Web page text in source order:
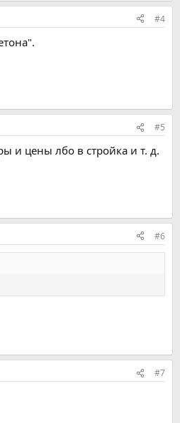
#4
#5
и цены лбо в стройка и т. д.
#6
#7